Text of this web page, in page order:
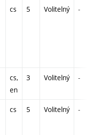
cs 5 Volitelný -
cs,
en
3 Volitelný -
cs 5 Volitelný -